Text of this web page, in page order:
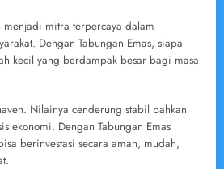
mitra terpercaya dalam
Dengan Tabungan Emas, siapa
kecil yang berdampak besar bagi masa
Nilainya cenderung stabil bahkan
ekonomi. Dengan Tabungan Emas
berinvestasi secara aman, mudah,